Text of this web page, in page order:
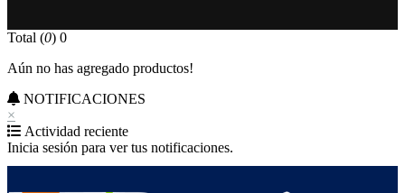
Total (0) 0
Aún no has agregado productos!
NOTIFICACIONES
×
Actividad reciente
Inicia sesión para ver tus notificaciones.